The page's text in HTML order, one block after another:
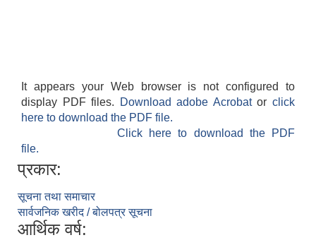
It appears your Web browser is not configured to
display PDF files.
Download adobe Acrobatorclick
here to download the PDF file.
Click here to download the PDF
file.
प्रकार:
सूचना तथा समाचार
सार्वजनिक खरीद / बोलपत्र सूचना
आर्थिक वर्ष: